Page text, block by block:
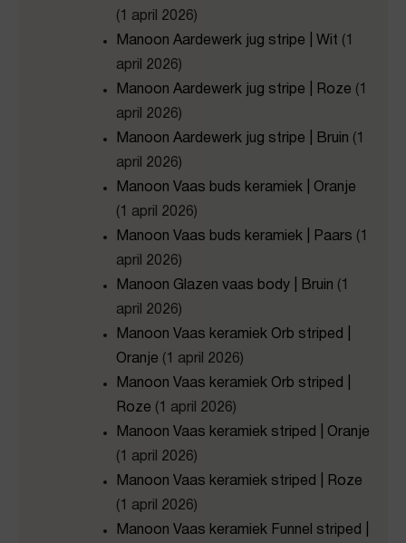
(1 april 2026)
Manoon Aardewerk jug stripe | Wit (1
april 2026)
Manoon Aardewerk jug stripe | Roze (1
april 2026)
Manoon Aardewerk jug stripe | Bruin (1
april 2026)
Manoon Vaas buds keramiek | Oranje
(1 april 2026)
Manoon Vaas buds keramiek | Paars (1
april 2026)
Manoon Glazen vaas body | Bruin (1
april 2026)
Manoon Vaas keramiek Orb striped |
Oranje (1 april 2026)
Manoon Vaas keramiek Orb striped |
Roze (1 april 2026)
Manoon Vaas keramiek striped | Oranje
(1 april 2026)
Manoon Vaas keramiek striped | Roze
(1 april 2026)
Manoon Vaas keramiek Funnel striped |